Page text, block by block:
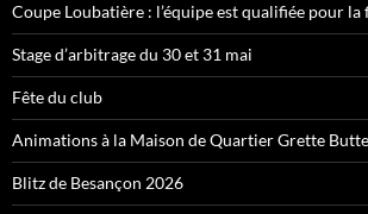
Coupe Loubatière : l’équipe est qualifiée pour la
Stage d’arbitrage du 30 et 31 mai
Fête du club
Animations à la Maison de Quartier Grette Butte
Blitz de Besançon 2026